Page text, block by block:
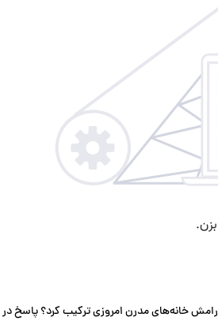
خانه‌های مدرن امروزی ترکیب کرد؟ پاسخ